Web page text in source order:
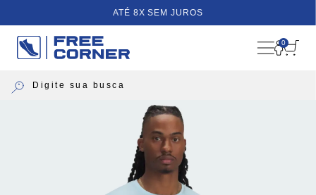
ATÉ 8X SEM JUROS
0